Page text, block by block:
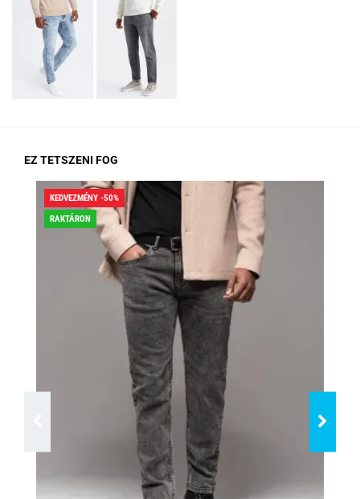
EZ TETSZENI FOG
KEDVEZMÉNY -50%
RAKTÁRON